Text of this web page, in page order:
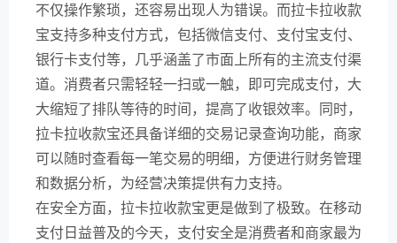
不仅操作繁琐，还容易出现人为错误。而拉卡拉收款
宝支持多种支付方式，包括微信支付、支付宝支付、
银行卡支付等，几乎涵盖了市面上所有的主流支付渠
道。消费者只需轻轻一扫或一触，即可完成支付，大
大缩短了排队等待的时间，提高了收银效率。同时，
拉卡拉收款宝还具备详细的交易记录查询功能，商家
可以随时查看每一笔交易的明细，方便进行财务管理
和数据分析，为经营决策提供有力支持。
在安全方面，拉卡拉收款宝更是做到了极致。在移动
支付日益普及的今天，支付安全是消费者和商家最为